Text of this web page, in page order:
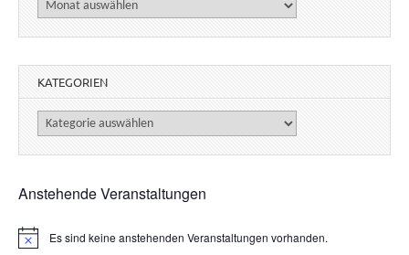
Archiv
KATEGORIEN
Kategorien
Anstehende Veranstaltungen
H
Es sind keine anstehenden Veranstaltungen vorhanden.